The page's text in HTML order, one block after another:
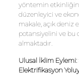
yöntemin
düzenleyici ve
makale, açık
potansiyelini ve bu
almaktadır.
Ulusal İklim Eylemi:
Elektrifikasyon